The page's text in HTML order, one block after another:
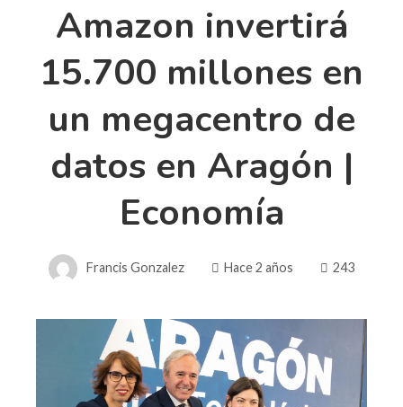
Amazon invertirá
15.700 millones en
un megacentro de
datos en Aragón |
Economía
Francis Gonzalez Hace 2 años 243